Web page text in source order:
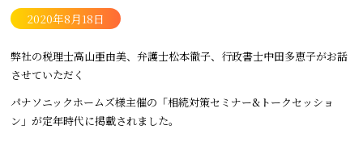
2020年8月18日
弊社の税理士高山亜由美、弁護士松本徹子、行政書士中田多恵子がお話
させていただく
パナソニックホームズ様主催の「相続対策セミナー&トークセッショ
ン」が定年時代に掲載されました。